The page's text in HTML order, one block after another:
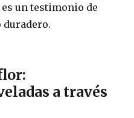
un testimonio de
a través